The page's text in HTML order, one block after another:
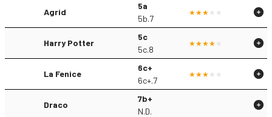
Agrid
5a
5b.7
Harry Potter
5c
5c.8
La Fenice
6c+
6c+.7
Draco
7b+
N.D.